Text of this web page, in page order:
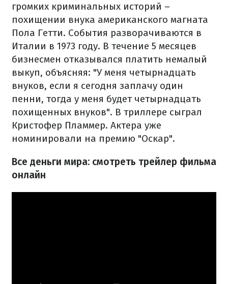
громких криминальных историй –
похищении внука американского магната
Пола Гетти. События разворачиваются в
Италии в 1973 году. В течение 5 месяцев
бизнесмен отказывался платить немалый
выкуп, объясняя: "У меня четырнадцать
внуков, если я сегодня заплачу один
пенни, тогда у меня будет четырнадцать
похищенных внуков". В триллере сыграл
Кристофер Пламмер. Актера уже
номинировали на премию "Оскар".
Все деньги мира: смотреть трейлер фильма
онлайн